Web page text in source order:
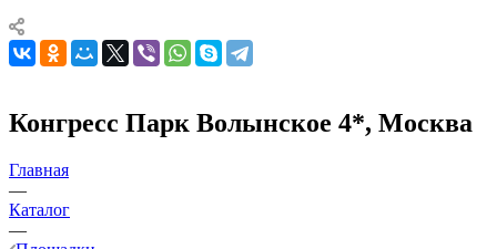
Конгресс Парк Волынское 4*, Москва
Главная
—
Каталог
—